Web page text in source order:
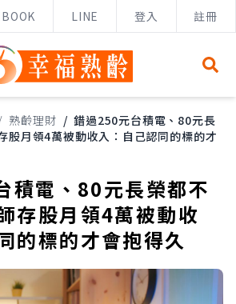
LINE 登入 註冊
熟齡理財 / 錯過250元台積電、80元長
股月領4萬被動收入：自己認同的標的才
積電、80元長榮都不
存股月領4萬被動收
的標的才會抱得久